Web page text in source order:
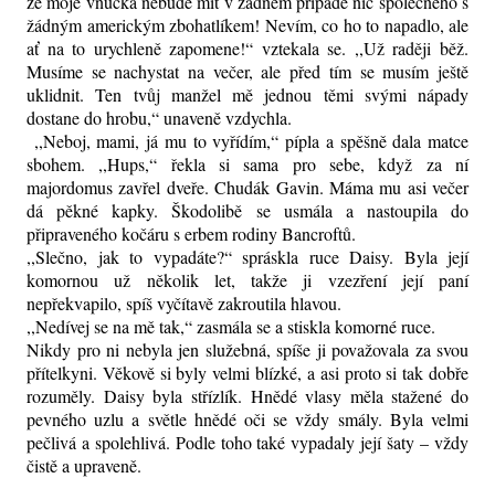
žádným americkým zbohatlíkem! Nevím, co ho to napadlo, ale
ať na to urychleně zapomene!“ vztekala se. ,,Už raději běž.
Musíme se nachystat na večer, ale před tím se musím ještě
uklidnit. Ten tvůj manžel mě jednou těmi svými nápady
dostane do hrobu,“ unaveně vzdychla.
,,Neboj, mami, já mu to vyřídím,“ pípla a spěšně dala matce
sbohem. ,,Hups,“ řekla si sama pro sebe, když za ní
majordomus zavřel dveře. Chudák Gavin. Máma mu asi večer
dá pěkné kapky. Škodolibě se usmála a nastoupila do
připraveného kočáru s erbem rodiny Bancroftů.
,,Slečno, jak to vypadáte?“ spráskla ruce Daisy. Byla její
komornou už několik let, takže ji vzezření její paní
nepřekvapilo, spíš vyčítavě zakroutila hlavou.
,,Nedívej se na mě tak,“ zasmála se a stiskla komorné ruce.
Nikdy pro ni nebyla jen služebná, spíše ji považovala za svou
přítelkyni. Věkově si byly velmi blízké, a asi proto si tak dobře
rozuměly. Daisy byla střízlík. Hnědé vlasy měla stažené do
pevného uzlu a světle hnědé oči se vždy smály. Byla velmi
pečlivá a spolehlivá. Podle toho také vypadaly její šaty – vždy
čistě a upraveně.